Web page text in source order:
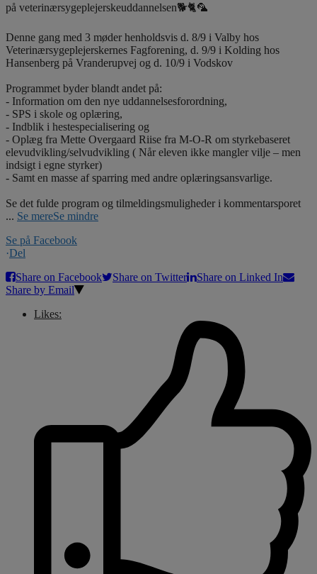
på veterinærsygeplejerskeuddannelsen🐕🐈🦜
Denne gang med 3 møder henholdsvis d. 8/9 i Valby hos
Veterinærsygeplejerskernes Fagforening, d. 9/9 i Kolding hos
Hansenberg på Vranderupvej og d. 10/9 i Vodskov
Programmet byder blandt andet på:
- Information om den nye uddannelsesforordning,
- SPS i skole og oplæring,
- Indblik i hestespecialisering og
- Oplæg fra Mette Overgaard Riise fra M-O-R om styrkebaseret
elevudvikling/selvudvikling ( Når eleven ikke mangler vilje – men
indsigt i egne styrker)
- Samt en masse af sparring med andre oplæringsansvarlige.
Se det fulde program og tilmeldingsmuligheder i kommentarsporet
... Se mereSe mindre
Se på Facebook
·Del
Share on Facebook
Share on Twitter
Share on Linked In
Share by Email
Likes: